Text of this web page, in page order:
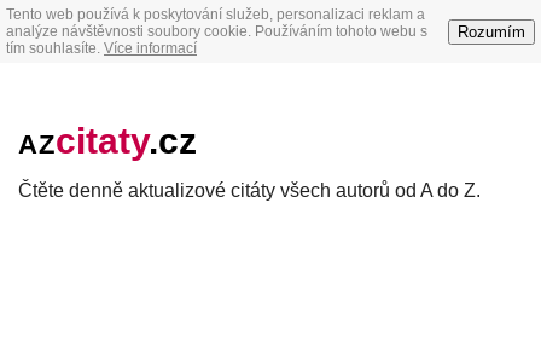
Tento web používá k poskytování služeb, personalizaci reklam a
analýze návštěvnosti soubory cookie. Používáním tohoto webu s
tím souhlasíte. Více informací
Rozumím
AZcitaty.cz
Čtěte denně aktualizové citáty všech autorů od A do Z.